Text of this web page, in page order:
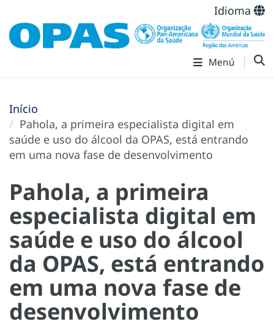
Idioma
Menú
Início
Pahola, a primeira especialista digital em
saúde e uso do álcool da OPAS, está entrando
em uma nova fase de desenvolvimento
Pahola, a primeira
especialista digital em
saúde e uso do álcool
da OPAS, está entrando
em uma nova fase de
desenvolvimento